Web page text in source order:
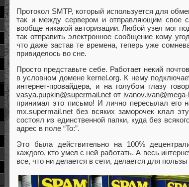
Протокол SMTP, который используется для
так и между сервером и отправляющим свое
вообще никакой авторизации. Любой узел мог
так отправить электронное сообщение кому
что даже застав те времена, теперь уже
привиделось во сне.
Просто представьте себе. Работает некий
в условном домене kernel.org. К нему
интернет-провайдера, и на голубом глазу
vasya.pupkin@supermail.net от
принимал это письмо! И лично пересылал его
mx.supermail.net без всяких заморочек клал
состоял из единственной папки, куда без
адрес в поле “To:”.
Это была действительно на 100%
каждого, кто умел с ней работать. А весь
все, что ни делается в сети, делается для